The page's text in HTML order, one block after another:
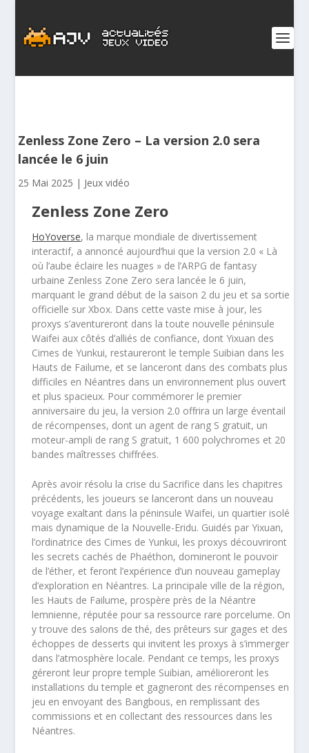
Zenless Zone Zero – La version 2.0 sera
lancée le 6 juin
25 Mai 2025 | Jeux vidéo
Zenless Zone Zero
HoYoverse, la marque mondiale de divertissement
interactif, a annoncé aujourd’hui que la version 2.0 « Là
où l’aube éclaire les nuages » de l’ARPG de fantasy
urbaine Zenless Zone Zero sera lancée le 6 juin,
marquant le grand début de la saison 2 du jeu et sa sortie
officielle sur Xbox. Dans cette vaste mise à jour, les
proxys s’aventureront dans la toute nouvelle péninsule
Waifei aux côtés d’alliés de confiance, dont Yixuan des
Cimes de Yunkui, restaureront le temple Suibian dans les
Hauts de Failume, et se lanceront dans des combats plus
difficiles en Néantres dans un environnement plus ouvert
et plus spacieux. Pour commémorer le premier
anniversaire du jeu, la version 2.0 offrira un large éventail
de récompenses, dont un agent de rang S gratuit, un
moteur-ampli de rang S gratuit, 1 600 polychromes et 20
bandes maîtresses chiffrées.
Après avoir résolu la crise du Sacrifice dans les chapitres
précédents, les joueurs se lanceront dans un nouveau
voyage exaltant dans la péninsule Waifei, un quartier isolé
mais dynamique de la Nouvelle-Eridu. Guidés par Yixuan,
l’ordinatrice des Cimes de Yunkui, les proxys découvriront
les secrets cachés de Phaéthon, domineront le pouvoir
de l’éther, et feront l’expérience d’un nouveau gameplay
d’exploration en Néantres. La principale ville de la région,
les Hauts de Failume, prospère près de la Néantre
lemnienne, réputée pour sa ressource rare porcelume. On
y trouve des salons de thé, des prêteurs sur gages et des
échoppes de desserts qui invitent les proxys à s’immerger
dans l’atmosphère locale. Pendant ce temps, les proxys
géreront leur propre temple Suibian, amélioreront les
installations du temple et gagneront des récompenses en
jeu en envoyant des Bangbous, en remplissant des
commissions et en collectant des ressources dans les
Néantres.